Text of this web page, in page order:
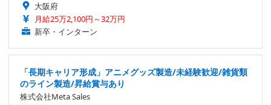
大阪府
月給25万2,100円～32万円
新卒・インターン
「長期キャリア形成」アニメグッズ製造/未経験歓迎/雑貨類
のライン製造/昇給賞与あり
株式会社Meta Sales